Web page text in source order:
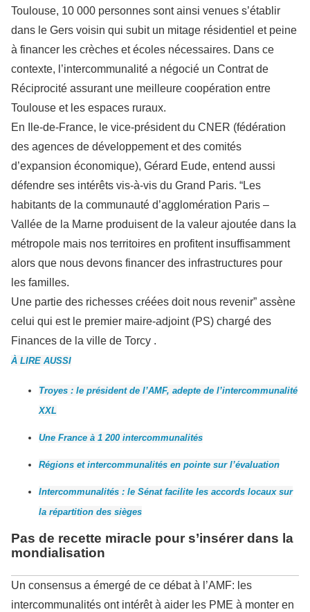
Toulouse, 10 000 personnes sont ainsi venues s’établir
dans le Gers voisin qui subit un mitage résidentiel et peine
à financer les crèches et écoles nécessaires. Dans ce
contexte, l’intercommunalité a négocié un Contrat de
Réciprocité assurant une meilleure coopération entre
Toulouse et les espaces ruraux.
En Ile-de-France, le vice-président du CNER (fédération
des agences de développement et des comités
d’expansion économique), Gérard Eude, entend aussi
défendre ses intérêts vis-à-vis du Grand Paris. “Les
habitants de la communauté d’agglomération Paris –
Vallée de la Marne produisent de la valeur ajoutée dans la
métropole mais nos territoires en profitent insuffisamment
alors que nous devons financer des infrastructures pour
les familles.
Une partie des richesses créées doit nous revenir” assène
celui qui est le premier maire-adjoint (PS) chargé des
Finances de la ville de Torcy .
À LIRE AUSSI
Troyes : le président de l’AMF, adepte de l’intercommunalité
XXL
Une France à 1 200 intercommunalités
Régions et intercommunalités en pointe sur l’évaluation
Intercommunalités : le Sénat facilite les accords locaux sur
la répartition des sièges
Pas de recette miracle pour s’insérer dans la
mondialisation
Un consensus a émergé de ce débat à l’AMF: les
intercommunalités ont intérêt à aider les PME à monter en